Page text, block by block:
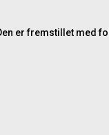
er fremstillet med